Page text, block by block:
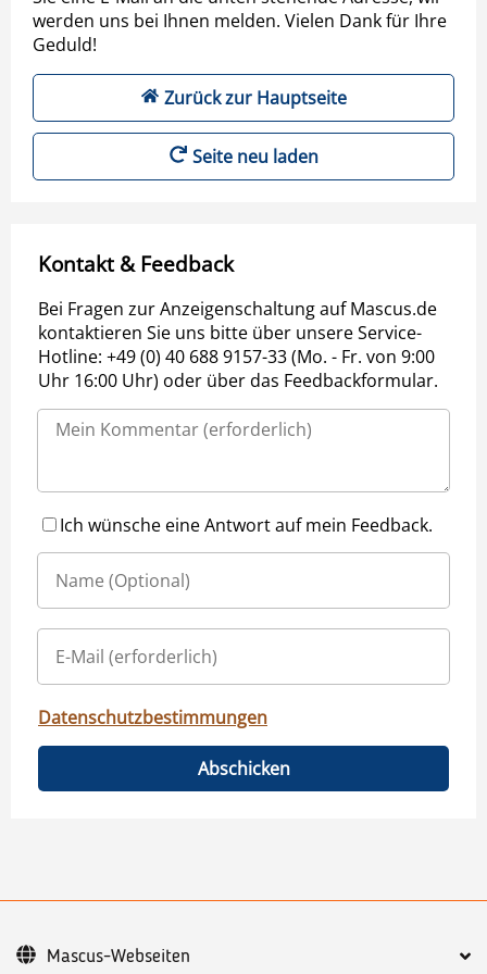
werden uns bei Ihnen melden. Vielen Dank für Ihre
Geduld!
Zurück zur Hauptseite
Seite neu laden
Kontakt & Feedback
Bei Fragen zur Anzeigenschaltung auf Mascus.de
kontaktieren Sie uns bitte über unsere Service-
Hotline: +49 (0) 40 688 9157-33 (Mo. - Fr. von 9:00
Uhr 16:00 Uhr) oder über das Feedbackformular.
Ich wünsche eine Antwort auf mein Feedback.
Datenschutzbestimmungen
Abschicken
Mascus-Webseiten